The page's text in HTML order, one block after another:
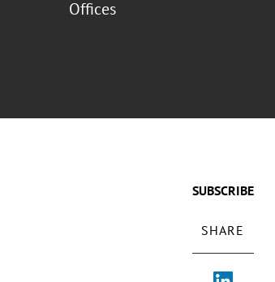
Offices
SUBSCRIBE
SHARE